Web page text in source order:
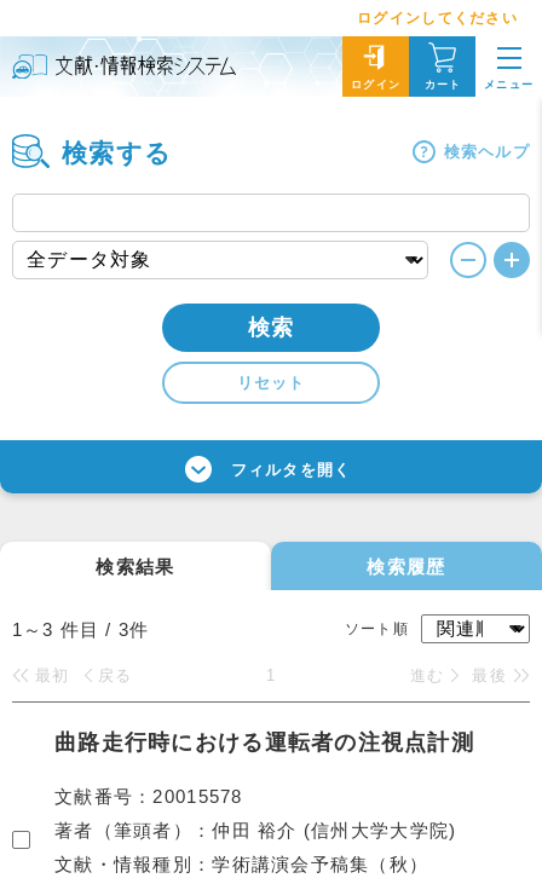
ログインしてください
ログイン カート メニュー
検索する 検索ヘルプ
検索
リセット
フィルタを開く
検索結果 検索履歴
1～3 件目 / 3件 ソート順
最初 戻る 1 進む 最後
曲路走行時における運転者の注視点計測
文献番号
20015578
著者（筆頭者）
仲田 裕介 (信州大学大学院)
文献・情報種別
学術講演会予稿集（秋）